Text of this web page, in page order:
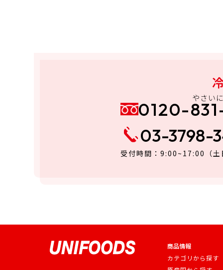
0120-
やさい
03-3798-
受付時間：9:00~17:00 （
商品情報
カテゴリから探す